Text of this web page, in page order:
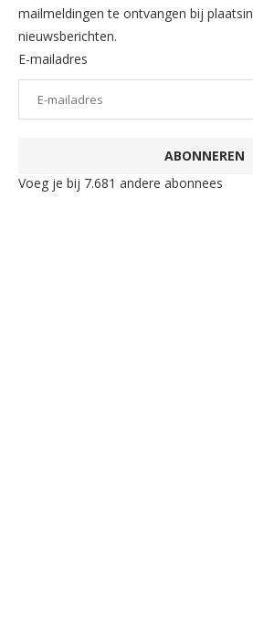
mailmeldingen te ontvangen bij
nieuwsberichten.
E-mailadres
ABONNEREN
Voeg je bij 7.681 andere abonnees